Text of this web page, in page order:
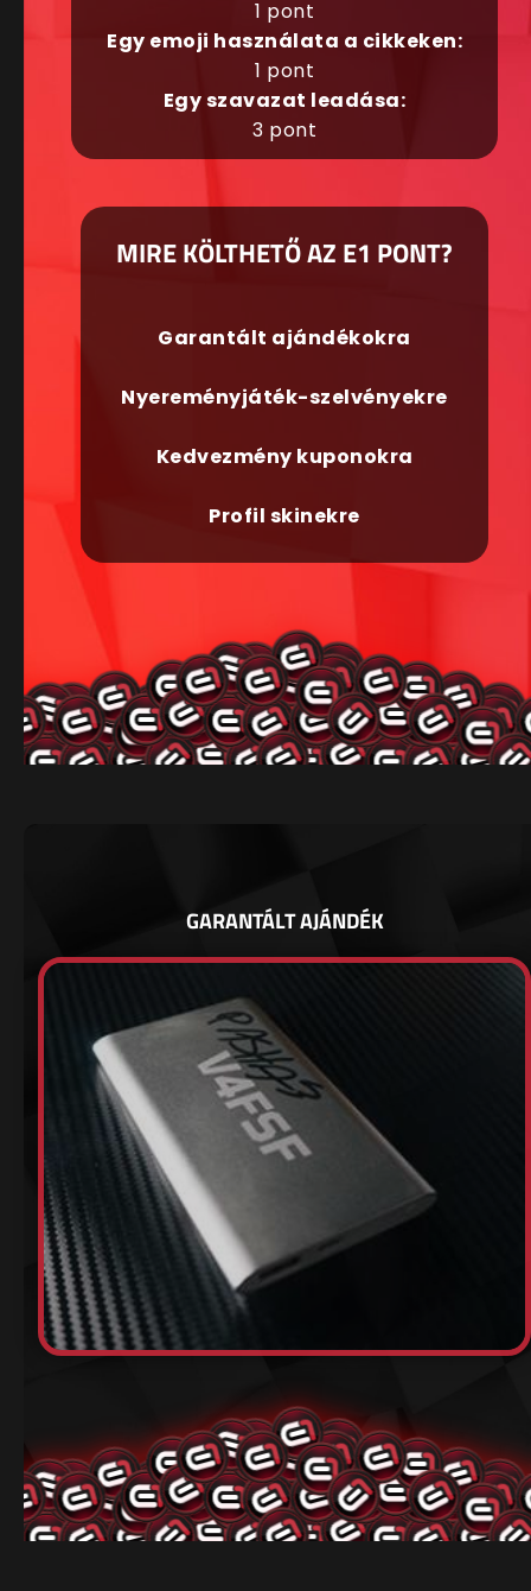
1 pont
Egy emoji használata a cikkeken:
1 pont
Egy szavazat leadása:
3 pont
MIRE KÖLTHETŐ AZ E1 PONT?
Garantált ajándékokra
Nyereményjáték-szelvényekre
Kedvezmény kuponokra
Profil skinekre
GARANTÁLT AJÁNDÉK